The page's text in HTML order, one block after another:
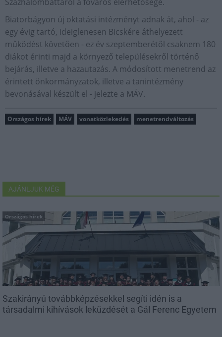
Biatorbágyon új oktatási intézményt adnak át, ahol - az
egy évig tartó, ideiglenesen Bicskére áthelyezett
működést követően - ez év szeptemberétől csaknem 180
diákot érinti majd a környező településekről történő
bejárás, illetve a hazautazás. A módosított menetrend az
érintett önkormányzatok, illetve a tanintézmény
bevonásával készült el - jelezte a MÁV.
Országos hírek MÁV vonatközlekedés menetrendváltozás
AJÁNLJUK MÉG
Országos hírek
Szakirányú továbbképzésekkel segíti idén is a
társadalmi kihívások leküzdését a Gál Ferenc Egyetem